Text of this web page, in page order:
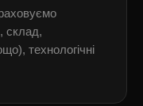
склад,
технологічні